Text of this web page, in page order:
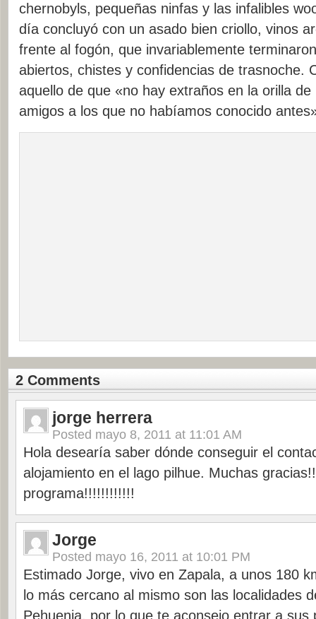
chernobyls, pequeñas ninfas y las infalibles
día concluyó con un asado bien criollo, vinos
frente al fogón, que invariablemente
abiertos, chistes y confidencias de trasnoche.
aquello de que «no hay extraños en la orilla
amigos a los que no habíamos conocido
2 Comments
jorge herrera
Posted mayo 8, 2011 at 11:01 AM
Hola desearía saber dónde conseguir el
alojamiento en el lago pilhue. Muchas
programa!!!!!!!!!!!!
Jorge
Posted mayo 16, 2011 at 10:01 PM
Estimado Jorge, vivo en Zapala, a unos 180
lo más cercano al mismo son las localidades
Pehuenia, por lo que te aconsejo entrar a sus